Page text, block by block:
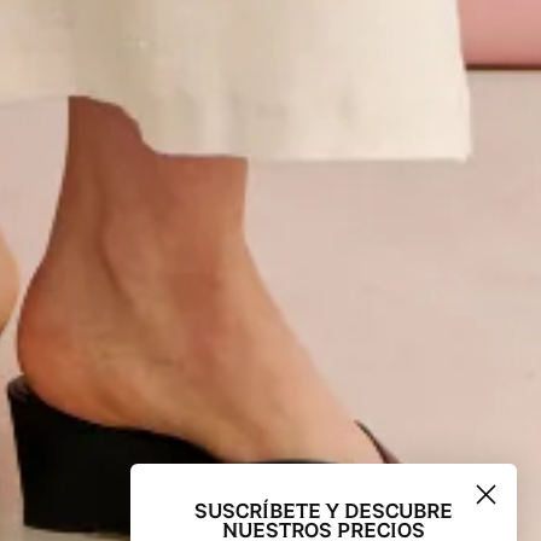
SUSCRÍBETE Y DESCUBRE
NUESTROS PRECIOS